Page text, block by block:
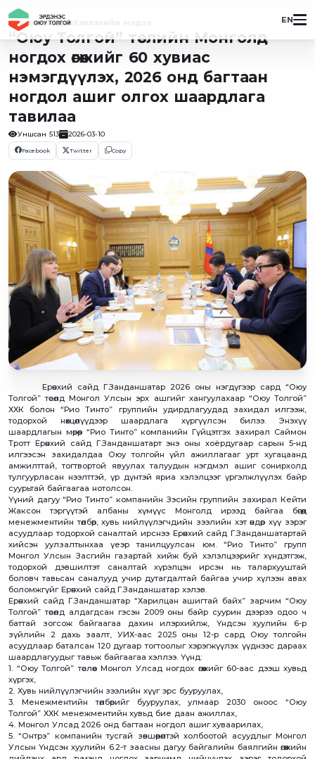
EN
Онцлох мэдээ
“Оюу Толгой” төслийн Монголд
ногдох өгөөжийг 60 хувиас
нэмэгдүүлэх, 2026 онд багтаан
ногдол ашиг олгох шаардлага
тавилаа
Уншсан 513 2026-03-10
Facebook Twitter Copy
Ерөнхий сайд Г.Занданшатар 2026 оны нэгдүгээр сард “Оюу
Толгой” төсөлд Монгол Улсын эрх ашгийг хангуулахаар “Оюу Толгой”
ХХК болон “Рио Тинто” группийн удирдлагуудад захидал илгээж,
тодорхой нөхцөлүүдээр шаардлага хүргүүлсэн билээ. Энэхүү
шаардлагын мөрөөр “Рио Тинто” компанийн Гүйцэтгэх захирал Саймон
Тротт Ерөнхий сайд Г.Занданшатарт энэ оны хоёрдугаар сарын 5-нд
илгээсэн захидалдаа Оюу толгойн үйл ажиллагааг урт хугацаанд
амжилттай, тогтвортой явуулах талуудын нэгдмэл ашиг сонирхолд
тулгуурласан нээлттэй, үр дүнтэй яриа хэлэлцээг үргэлжлүүлэх байр
суурьтай байгаагаа нотолсон.
Үүний дагуу “Рио Тинто” компанийн Зэсийн группийн захирал Кейти
Жаксон тэргүүтэй албаны хүмүүс Монголд ирээд байгаа бөгөөд
менежментийн төлбөр, хувь нийлүүлэгчдийн зээлийн хэт өндөр хүү зэрэг
асуудлаар тодорхой саналтай ирснээ Ерөнхий сайд Г.Занданшатартай
хийсэн уулзалтынхаа үеэр танилцуулсан юм. “Рио Тинто” групп
Монгол Улсын Засгийн газартай хийж буй хэлэлцээрийг хүндэтгэж,
тодорхой дэвшилтэт саналтай хүрэлцэн ирсэн нь талархууштай
боловч тавьсан саналууд учир дутагдалтай байгаа учир хүлээн авах
боломжгүйг Ерөнхий сайд Г.Занданшатар хэлэв.
Ерөнхий сайд Г.Занданшатар “Харилцан ашигтай байх” зарчим “Оюу
Толгой” төсөлд алдагдсан гэсэн 2009 оны байр суурин дээрээ одоо ч
баттай зогсож байгаагаа дахин илэрхийлж, Үндсэн хуулийн 6-р
зүйлийн 2 дахь заалт, УИХ-аас 2025 оны 12-р сард Оюу толгойн
асуудлаар баталсан 120 дугаар тогтоолыг хэрэгжүүлэх үүднээс дараах
шаардлагуудыг тавьж байгаагаа хэллээ. Үүнд:
1. “Оюу Толгой” төслөөс Монгол Улсад ногдох өгөөжийг 60-аас дээш хувьд
хүргэх,
2. Хувь нийлүүлэгчийн зээлийн хүүг эрс бууруулах,
3. Менежментийн төлбөрийг бууруулах, улмаар 2030 оноос “Оюу
Толгой” ХХК менежментийн хувьд бие даан ажиллах,
4. Монгол Улсад 2026 онд багтаан ногдол ашиг хуваарилах,
5. “Онтрэ” компанийн тусгай зөвшөөрөлтэй холбоотой асуудлыг Монгол
Улсын Үндсэн хуулийн 6.2-т заасны дагуу байгалийн баялгийн өгөөжийн